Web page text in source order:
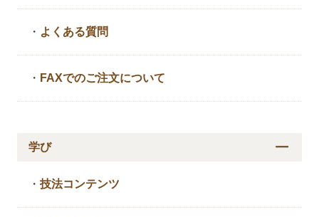
・ よくある質問
・ FAXでのご注文について
学び
・技法コンテンツ